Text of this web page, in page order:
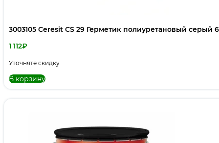
3003105 Ceresit CS 29 Герметик полиуретановый серый
1 112₽
Уточняте скидку
В корзину